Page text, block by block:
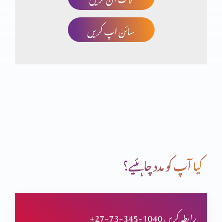
صلیب پر کفارہ
انبیاء و بزرگ – الیشع نبی
سائن اپ کریں
کیا آپ کو مدد چاہئیے؟
+27-73-345-1040 رابطہ کریں